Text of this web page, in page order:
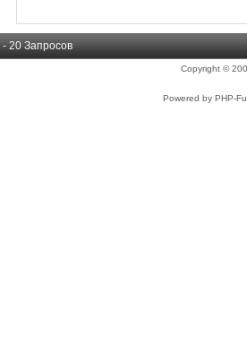
- 20 Запросов
Copyright ©
Powered by PHP-